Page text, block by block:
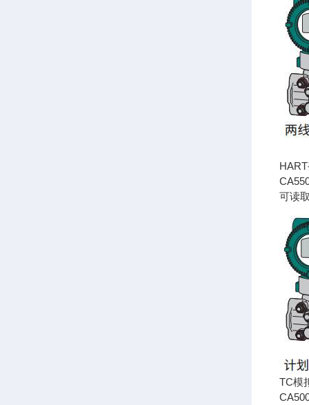
可读
TC模